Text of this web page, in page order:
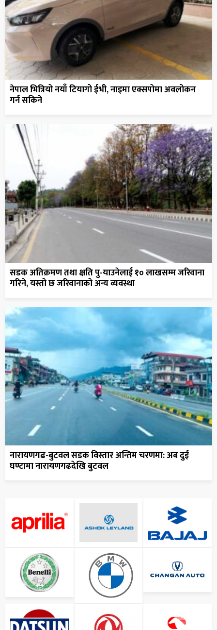
नेपाल भित्रियो नयाँ टियागो ईभी, नाइमा एक्सपोमा अवलोकन
गर्न सकिने
सडक अतिक्रमण तथा क्षति पु-याउनेलाई १० लाखसम्म जरिवाना
गरिने, यस्तो छ जरिवानाको अन्य व्यवस्था
नारायणगढ-बुटवल सडक विस्तार अन्तिम चरणमा: अब दुई
घण्टामा नारायणगढदेखि बुटवल